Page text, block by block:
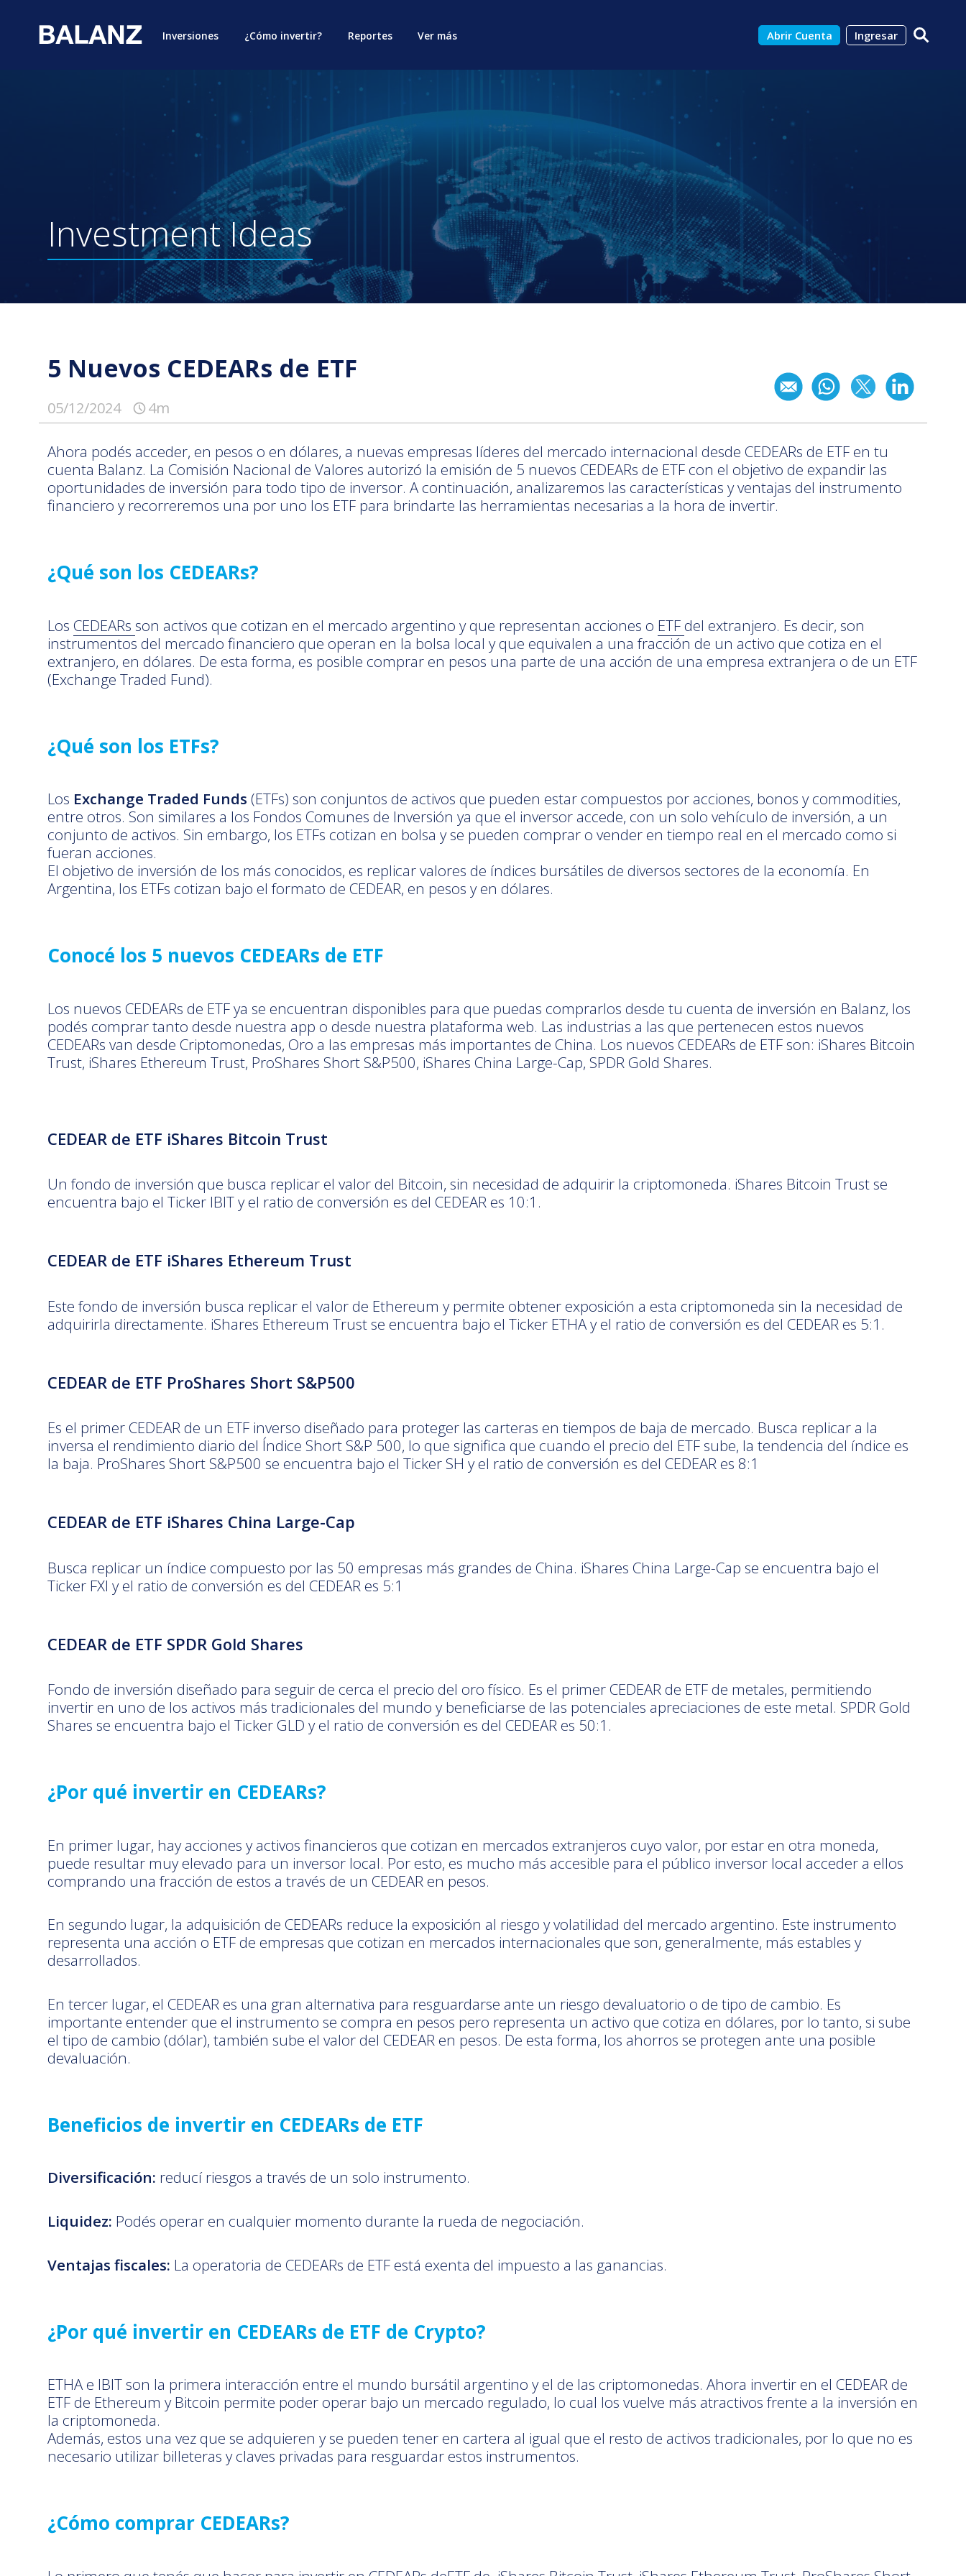
Abrir Cuenta Ingresar
Inversiones ¿Cómo invertir? Reportes Ver más
InvestmentIdeas
5 Nuevos CEDEARs de ETF
05/12/2024 4m
Ahora podés acceder, en pesos o en dólares, a nuevas empresas líderes del mercado internacional desde CEDEARs de ETF en tu
cuenta Balanz. La Comisión Nacional de Valores autorizó la emisión de 5 nuevos CEDEARs de ETF con el objetivo de expandir las
oportunidades de inversión para todo tipo de inversor. A continuación, analizaremos las características y ventajas del instrumento
financiero y recorreremos una por uno los ETF para brindarte las herramientas necesarias a la hora de invertir.
¿Qué son los CEDEARs?
Los CEDEARs son activos que cotizan en el mercado argentino y que representan acciones o ETF del extranjero. Es decir, son
instrumentos del mercado financiero que operan en la bolsa local y que equivalen a una fracción de un activo que cotiza en el
extranjero, en dólares. De esta forma, es posible comprar en pesos una parte de una acción de una empresa extranjera o de un ETF
(Exchange Traded Fund).
¿Qué son los ETFs?
Los Exchange Traded Funds (ETFs) son conjuntos de activos que pueden estar compuestos por acciones, bonos y commodities,
entre otros. Son similares a los Fondos Comunes de Inversión ya que el inversor accede, con un solo vehículo de inversión, a un
conjunto de activos. Sin embargo, los ETFs cotizan en bolsa y se pueden comprar o vender en tiempo real en el mercado como si
fueran acciones.
El objetivo de inversión de los más conocidos, es replicar valores de índices bursátiles de diversos sectores de la economía. En
Argentina, los ETFs cotizan bajo el formato de CEDEAR, en pesos y en dólares.
Conocé los 5 nuevos CEDEARs de ETF
Los nuevos CEDEARs de ETF ya se encuentran disponibles para que puedas comprarlos desde tu cuenta de inversión en Balanz, los
podés comprar tanto desde nuestra app o desde nuestra plataforma web. Las industrias a las que pertenecen estos nuevos
CEDEARs van desde Criptomonedas, Oro a las empresas más importantes de China. Los nuevos CEDEARs de ETF son: iShares Bitcoin
Trust, iShares Ethereum Trust, ProShares Short S&P500, iShares China Large-Cap, SPDR Gold Shares.
CEDEAR de ETF iShares Bitcoin Trust
Un fondo de inversión que busca replicar el valor del Bitcoin, sin necesidad de adquirir la criptomoneda. iShares Bitcoin Trust se
encuentra bajo el Ticker IBIT y el ratio de conversión es del CEDEAR es 10:1.
CEDEAR de ETF iShares Ethereum Trust
Este fondo de inversión busca replicar el valor de Ethereum y permite obtener exposición a esta criptomoneda sin la necesidad de
adquirirla directamente. iShares Ethereum Trust se encuentra bajo el Ticker ETHA y el ratio de conversión es del CEDEAR es 5:1.
CEDEAR de ETF ProShares Short S&P500
Es el primer CEDEAR de un ETF inverso diseñado para proteger las carteras en tiempos de baja de mercado. Busca replicar a la
inversa el rendimiento diario del Índice Short S&P 500, lo que significa que cuando el precio del ETF sube, la tendencia del índice es
la baja. ProShares Short S&P500 se encuentra bajo el Ticker SH y el ratio de conversión es del CEDEAR es 8:1
CEDEAR de ETF iShares China Large-Cap
Busca replicar un índice compuesto por las 50 empresas más grandes de China. iShares China Large-Cap se encuentra bajo el
Ticker FXI y el ratio de conversión es del CEDEAR es 5:1
CEDEAR de ETF SPDR Gold Shares
Fondo de inversión diseñado para seguir de cerca el precio del oro físico. Es el primer CEDEAR de ETF de metales, permitiendo
invertir en uno de los activos más tradicionales del mundo y beneficiarse de las potenciales apreciaciones de este metal. SPDR Gold
Shares se encuentra bajo el Ticker GLD y el ratio de conversión es del CEDEAR es 50:1.
¿Por qué invertir en CEDEARs?
En primer lugar, hay acciones y activos financieros que cotizan en mercados extranjeros cuyo valor, por estar en otra moneda,
puede resultar muy elevado para un inversor local. Por esto, es mucho más accesible para el público inversor local acceder a ellos
comprando una fracción de estos a través de un CEDEAR en pesos.
En segundo lugar, la adquisición de CEDEARs reduce la exposición al riesgo y volatilidad del mercado argentino. Este instrumento
representa una acción o ETF de empresas que cotizan en mercados internacionales que son, generalmente, más estables y
desarrollados.
En tercer lugar, el CEDEAR es una gran alternativa para resguardarse ante un riesgo devaluatorio o de tipo de cambio. Es
importante entender que el instrumento se compra en pesos pero representa un activo que cotiza en dólares, por lo tanto, si sube
el tipo de cambio (dólar), también sube el valor del CEDEAR en pesos. De esta forma, los ahorros se protegen ante una posible
devaluación.
Beneficios de invertir en CEDEARs de ETF
Diversificación: reducí riesgos a través de un solo instrumento.
Liquidez: Podés operar en cualquier momento durante la rueda de negociación.
Ventajas fiscales: La operatoria de CEDEARs de ETF está exenta del impuesto a las ganancias.
¿Por qué invertir en CEDEARs de ETF de Crypto?
ETHA e IBIT son la primera interacción entre el mundo bursátil argentino y el de las criptomonedas. Ahora invertir en el CEDEAR de
ETF de Ethereum y Bitcoin permite poder operar bajo un mercado regulado, lo cual los vuelve más atractivos frente a la inversión en
la criptomoneda.
Además, estos una vez que se adquieren y se pueden tener en cartera al igual que el resto de activos tradicionales, por lo que no es
necesario utilizar billeteras y claves privadas para resguardar estos instrumentos.
¿Cómo comprar CEDEARs?